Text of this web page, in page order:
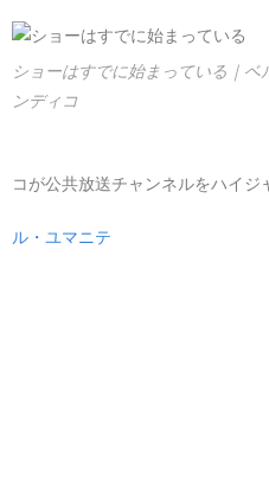
ショーはすでに始まっている｜ベ
ンディコ
コが公共放送チャンネルをハイジ
ル・ユマニテ